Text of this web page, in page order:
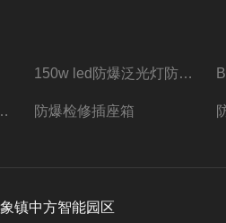
150w led防爆泛光灯防水防尘防爆三防灯
配电箱四路带总开关 防爆检修插座箱
镇中方智能园区